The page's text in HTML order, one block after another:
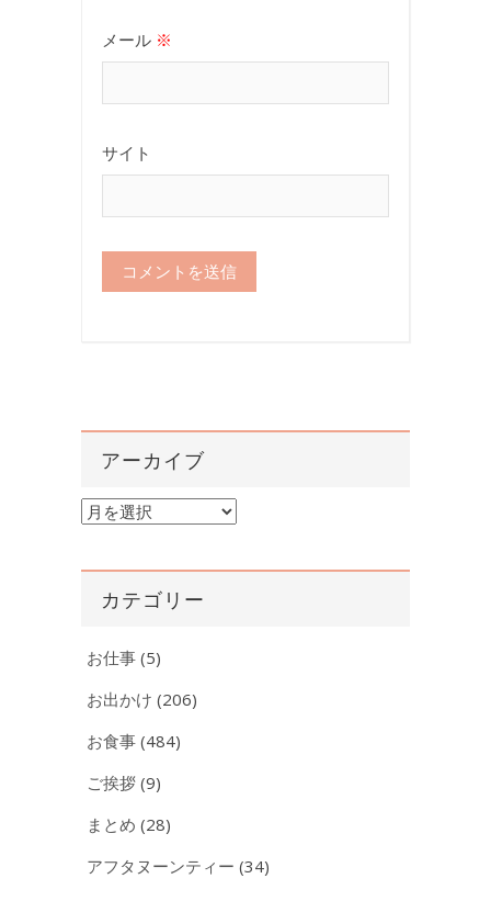
メール ※
サイト
アーカイブ
ア
カ
カテゴリー
お仕事 (5)
お出かけ (206)
お食事 (484)
ご挨拶 (9)
まとめ (28)
アフタヌーンティー (34)